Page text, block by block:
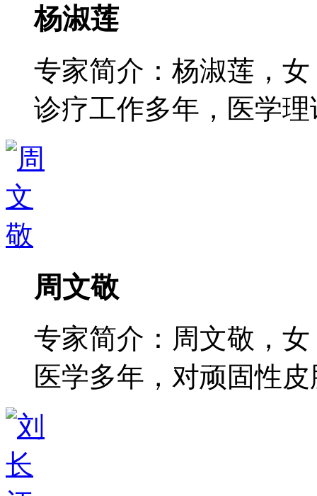
杨淑莲
专家简介：杨淑莲，
诊疗工作多年，医学理
周文敬
专家简介：周文敬，
医学多年，对顽固性皮